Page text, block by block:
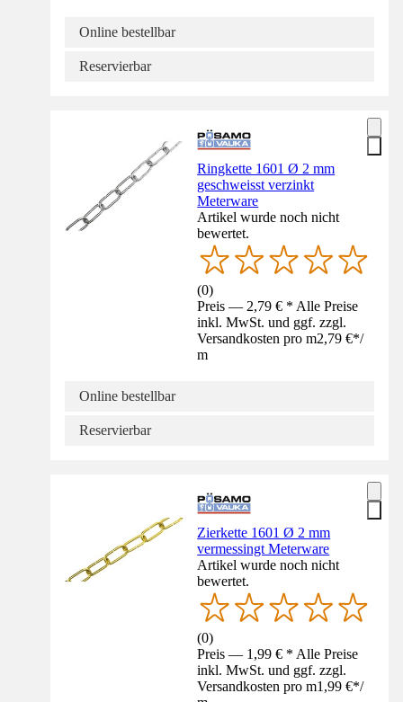
Online bestellbar
Reservierbar
Ringkette 1601 Ø 2 mm
geschweisst verzinkt
Meterware
Artikel wurde noch nicht
bewertet.
(0)
Preis — 2,79 € * Alle Preise
inkl. MwSt. und ggf. zzgl.
Versandkosten pro m2,79 €*/
m
Online bestellbar
Reservierbar
Zierkette 1601 Ø 2 mm
vermessingt Meterware
Artikel wurde noch nicht
bewertet.
(0)
Preis — 1,99 € * Alle Preise
inkl. MwSt. und ggf. zzgl.
Versandkosten pro m1,99 €*/